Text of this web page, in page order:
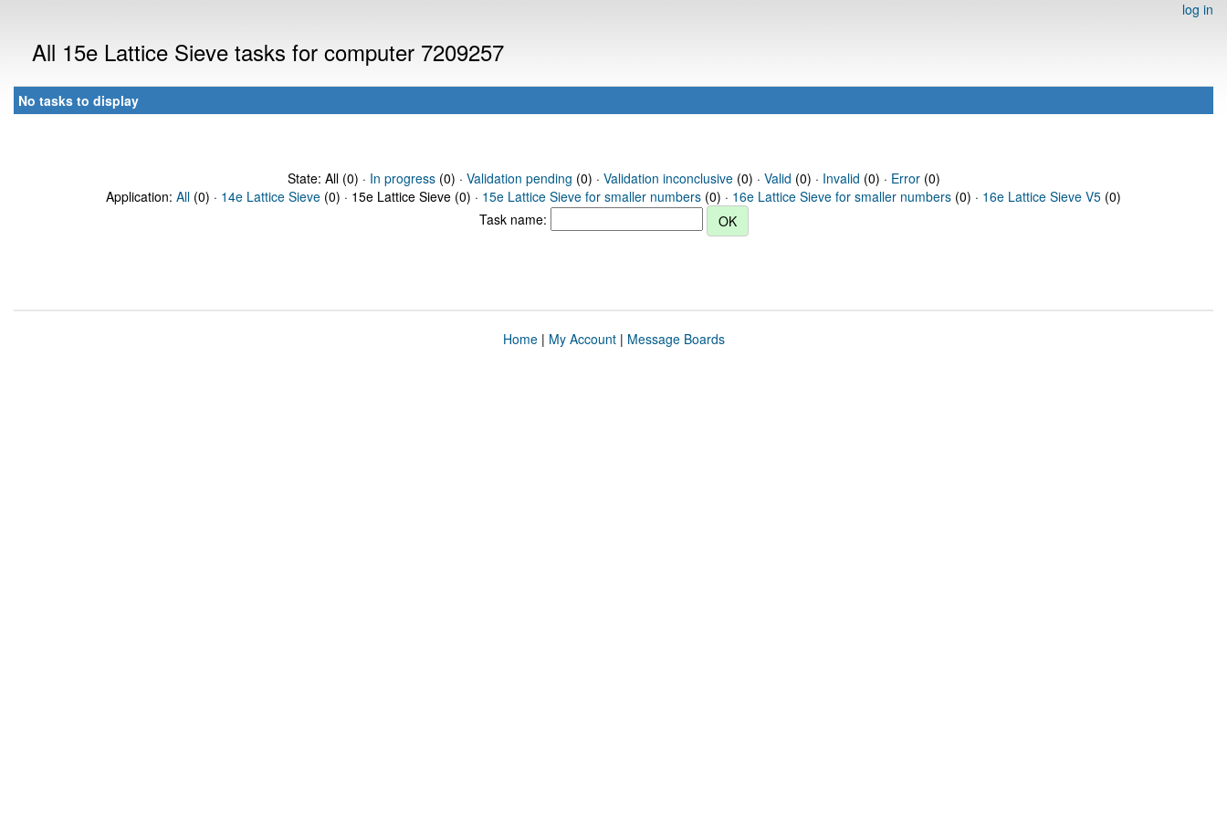
log in
All 15e Lattice Sieve tasks for computer 7209257
No tasks to display
State: All (0) · In progress(0) · Validation pending (0) · Validation inconclusive(0) · Valid (0) · Invalid (0) · Error(0)
Application: All (0) · 14e Lattice Sieve (0) · 15e Lattice Sieve (0) · 15e Lattice Sieve for smaller numbers (0) · 16e Lattice Sieve for smaller numbers (0) · 16e Lattice Sieve V5 (0)
Task name:
Home| My Account| Message Boards